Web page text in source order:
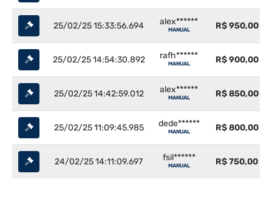
25/02/25 15:33:56.694 alex******
MANUAL R$ 950,00
25/02/25 14:54:30.892 rafh******
MANUAL R$ 900,00
25/02/25 14:42:59.012 alex******
MANUAL R$ 850,00
25/02/25 11:09:45.985 dede******
MANUAL R$ 800,00
24/02/25 14:11:09.697 fsil******
MANUAL R$ 750,00